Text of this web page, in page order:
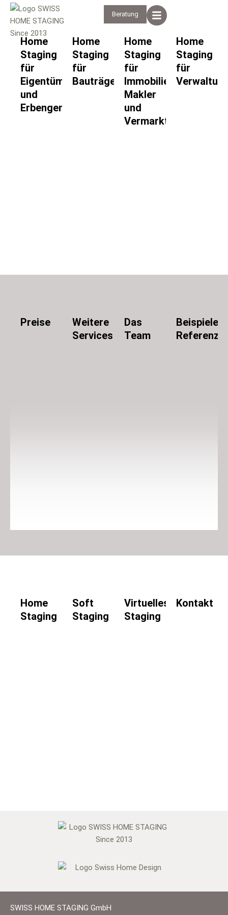
Beratung
Home
Staging
für
Eigentümer
und
Erbengemeinschaften
Home
Staging
für
Bauträger
Home
Staging
für
Immobilien
Makler
und
Vermarkter
Home
Staging
für
Preise
Weitere
Services
Das
Team
Beispiele
Home
Staging
Soft
Staging
Virtuelles
Staging
Kontakt
SWISS HOME STAGING GmbH